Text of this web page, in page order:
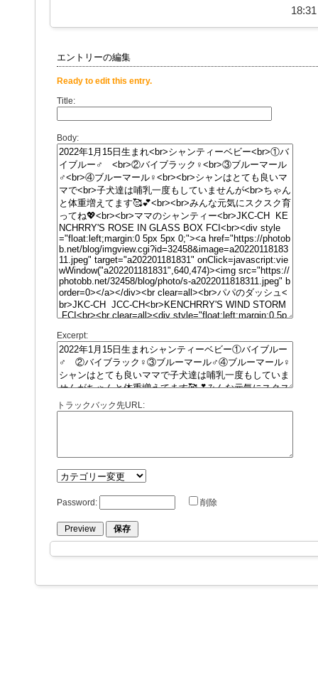
エントリーの編集
Ready to edit this entry.
Title:
Body:
Excerpt:
トラックバック先URL:
Password: 削除